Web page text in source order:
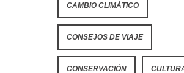
CAMBIO CLIMÁTICO
CONSEJOS DE VIAJE
CONSERVACIÓN